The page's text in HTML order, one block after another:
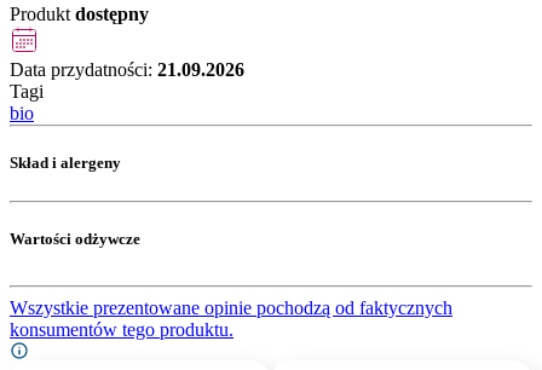
Produkt dostępny
Data przydatności: 21.09.2026
Tagi
bio
Skład i alergeny
Wartości odżywcze
Wszystkie prezentowane opinie pochodzą od faktycznych
konsumentów tego produktu.